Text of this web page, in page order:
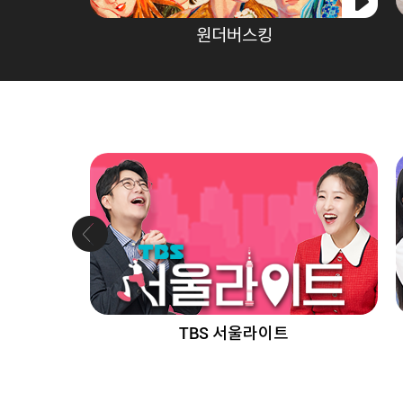
원더버스킹
TBS 서울라이트